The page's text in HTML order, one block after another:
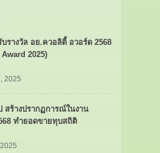
รางวัล อย.ควอลิตี้ อวอร์ด 2568
2025)
2025
สร้างปรากฏการณ์ในงาน
ทำยอดขายทุบสถิติ